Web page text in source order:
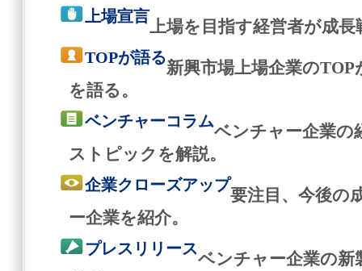
上場宣言
上場を目指す経営者が成
TOPが語る
新興市場上場企業の
を語る。
ベンチャーコラム
ベンチャー企業の
ストピックを解説。
企業クローズアップ
要注目、今後の
ー企業を紹介。
プレスリリース
ベンチャー企業の新